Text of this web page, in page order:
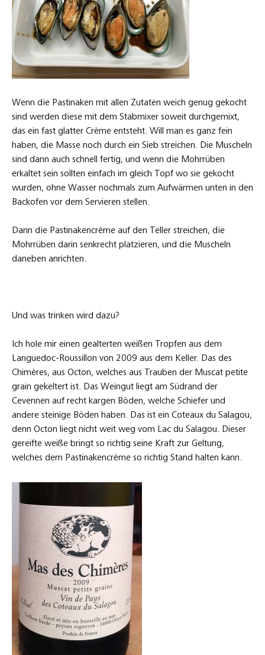
Dann die Pastinakencrème auf den Teller streichen, die
Mohrrüben darin senkrecht platzieren, und die Muscheln
daneben anrichten.
Ich hole mir einen gealterten weißen Tropfen aus dem
Languedoc-Roussillon von 2009 aus dem Keller. Das des
Chimères, aus Octon, welches aus Trauben der Muscat petite
grain gekeltert ist. Das Weingut liegt am Südrand der
Cevennen auf recht kargen Böden, welche Schiefer und
andere steinige Böden haben. Das ist ein Coteaux du Salagou,
denn Octon liegt nicht weit weg vom Lac du Salagou. Dieser
welches dem Pastinakencrème so richtig Stand halten kann.
So sieht der Eingang zum Weinkeller des Weingutes aus,
welches mitten in der Ortschaft Octon liegt.